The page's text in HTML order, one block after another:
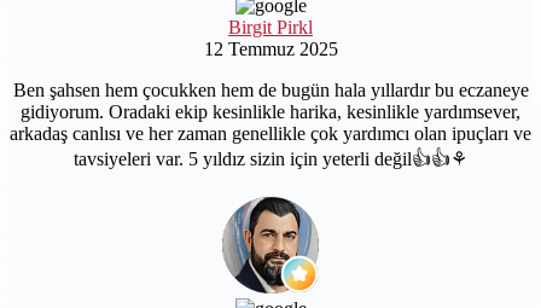
Birgit Pirkl
12 Temmuz 2025
Ben şahsen hem çocukken hem de bugün hala yıllardır bu eczaneye
gidiyorum. Oradaki ekip kesinlikle harika, kesinlikle yardımsever,
arkadaş canlısı ve her zaman genellikle çok yardımcı olan ipuçları ve
tavsiyeleri var. 5 yıldız sizin için yeterli değil👍👍⚘️